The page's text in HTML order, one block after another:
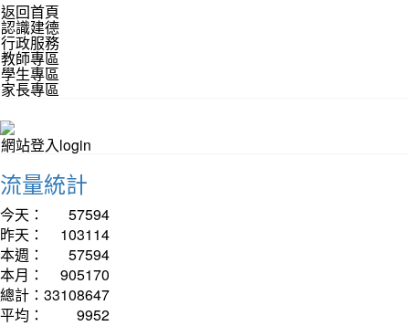
返回首頁
認識建德
行政服務
教師專區
學生專區
家長專區
網站登入login
流量統計
今天：
57594
昨天：
103114
本週：
57594
本月：
905170
總計： 33108647
平均：
9952